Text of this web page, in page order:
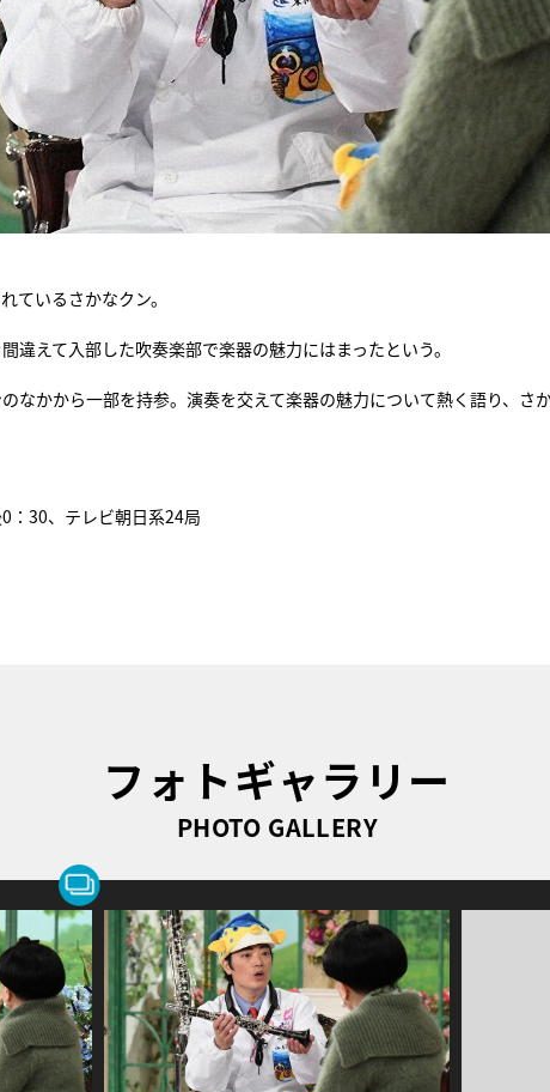
ているさかなクン。
違えて入部した吹奏楽部で楽器の魅力にはまったという。
なかから一部を持参。演奏を交えて楽器の魅力について熱く語り、さ
：30、テレビ朝日系24局
フォトギャラリー
PHOTO GALLERY